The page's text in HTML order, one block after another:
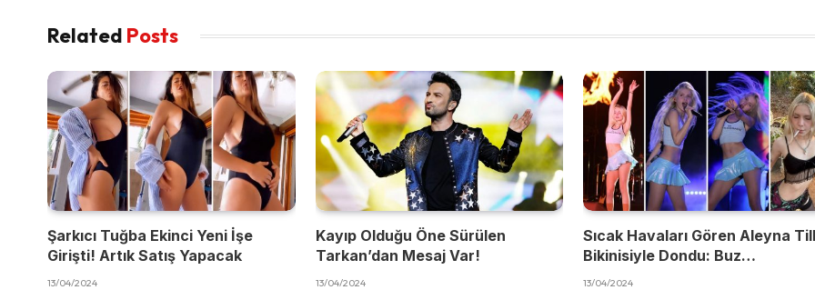
Related Posts
Şarkıcı Tuğba Ekinci Yeni İşe
Girişti! Artık Satış Yapacak
13/04/2024
Kayıp Olduğu Öne Sürülen
Tarkan’dan Mesaj Var!
13/04/2024
Sıcak Havaları Gören Aleyna
Bikinisiyle Dondu: Buz…
13/04/2024